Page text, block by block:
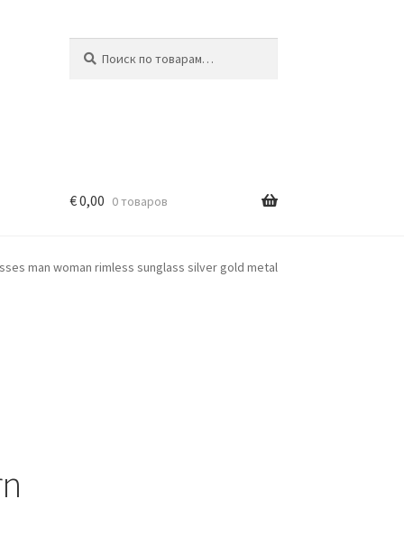
€0,00 0 товаров
man woman rimless sunglass silver gold metal